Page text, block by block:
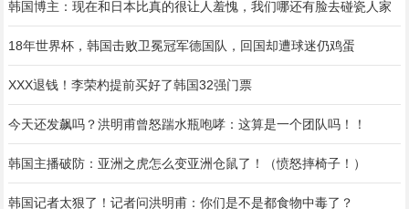
韩国博主：现在和日本比真的很让人羞愧，我们哪还有脸去碰瓷人家
18年世界杯，韩国击败卫冕冠军德国队，回国却遭球迷仍鸡蛋
XXX退钱！李荣杓提前买好了韩国32强门票
今天还发飙吗？洪明甫曾怒踹水瓶咆哮：这算是一个团队吗！！
韩国主播破防：亚洲之虎怎么变亚洲仓鼠了！（愤怒摔椅子！）
韩国记者太狠了！记者问洪明甫：你们是不是都食物中毒了？